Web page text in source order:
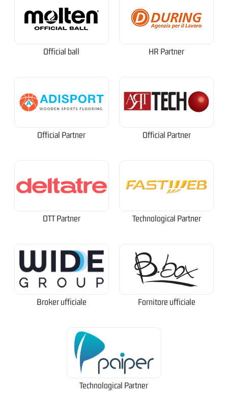
Official ball HR Partner
Official Partner Official Partner
OTT Partner Technological Partner
Broker ufficiale Fornitore ufficiale
Technological Partner